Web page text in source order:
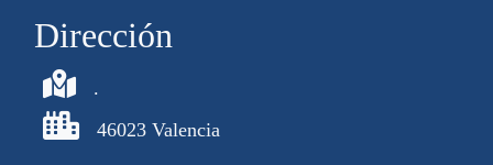
Dirección
.
46023 Valencia